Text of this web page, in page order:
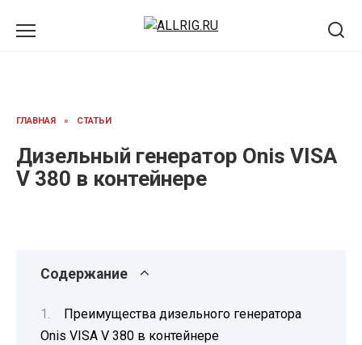
ГЛАВНАЯ » СТАТЬИ
Дизельный генератор Onis VISA
V 380 в контейнере
Содержание
Преимущества дизельного генератора
Onis VISA V 380 в контейнере